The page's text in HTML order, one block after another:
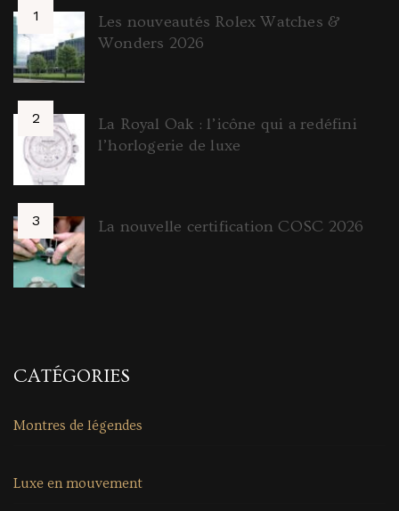
Les nouveautés Rolex Watches &
Wonders 2026
La Royal Oak : l’icône qui a redéfini
l’horlogerie de luxe
La nouvelle certification COSC 2026
CATÉGORIES
Montres de légendes
Luxe en mouvement